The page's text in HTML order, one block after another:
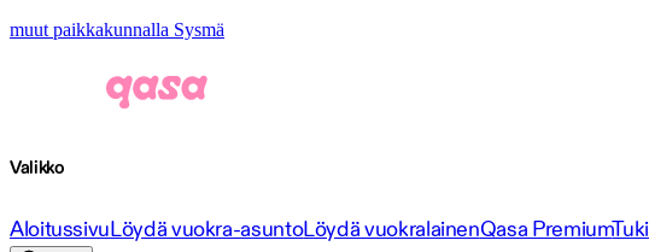
muut paikkakunnalla Sysmä
Valikko
AloitussivuLöydä vuokra-asuntoLöydä vuokralainenQasa PremiumTuki